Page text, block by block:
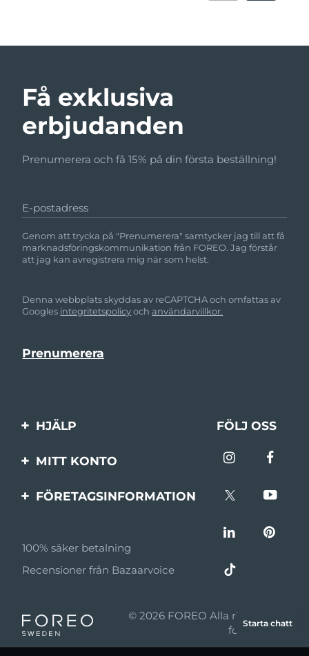
Få exklusiva
erbjudanden
Prenumerera och få 15% på din första beställning!
E-postadress
Genom att trycka på "Prenumerera" samtycker jag till att få
marknadsföringskommunikation från FOREO. Jag förstår
att jag kan avregistrera mig när som helst.
Denna webbplats skyddas av reCAPTCHA och omfattas av
Googles integritetspolicyochanvändarvillkor.
HJÄLP
Kontakta oss
FÖLJ OSS
MITT KONTO
Produktregistrering
FÖRETAGSINFORMATION
Affiliateprogram
Affiliate-nyheter
Återförsäljare
100% säker betalning
Recensioner från Bazaarvoice
© 2026 FOREO Alla rättigheter
förbehållna
Starta chatt